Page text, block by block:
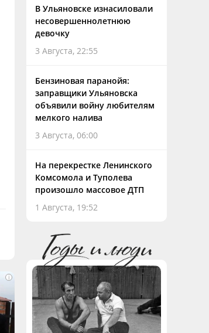
i
В Ульяновске изнасиловали
несовершеннолетнюю
девочку
3 Августа, 22:55
Бензиновая паранойя:
заправщики Ульяновска
объявили войну любителям
мелкого налива
3 Августа, 06:00
На перекрестке Ленинского
Комсомола и Туполева
произошло массовое ДТП
1 Августа, 19:52